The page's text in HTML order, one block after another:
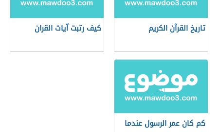
تاريخ القرآن الكريم كيف رتبت آيات القران
كم كان عمر الرسول عندما